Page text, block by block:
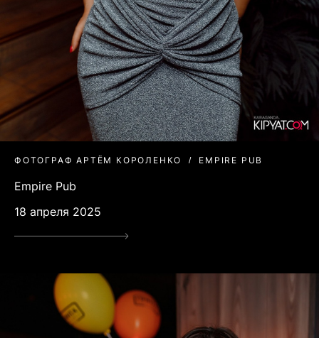
ФОТОГРАФ АРТЁМ КОРОЛЕНКО EMPIRE PUB
Empire Pub
18 апреля 2025